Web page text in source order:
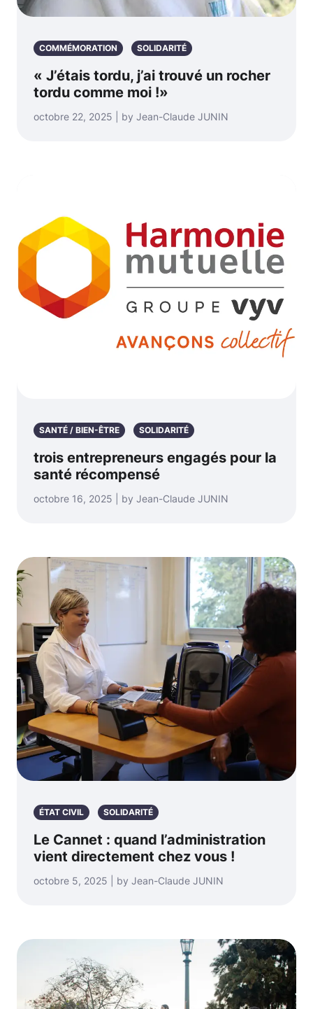
COMMÉMORATION SOLIDARITÉ
« J’étais tordu, j’ai trouvé un rocher
tordu comme moi !»
octobre 22, 2025 | by Jean-Claude JUNIN
SANTÉ / BIEN-ÊTRE SOLIDARITÉ
trois entrepreneurs engagés pour la
santé récompensé
octobre 16, 2025 | by Jean-Claude JUNIN
ÉTAT CIVIL SOLIDARITÉ
Le Cannet : quand l’administration
vient directement chez vous !
octobre 5, 2025 | by Jean-Claude JUNIN